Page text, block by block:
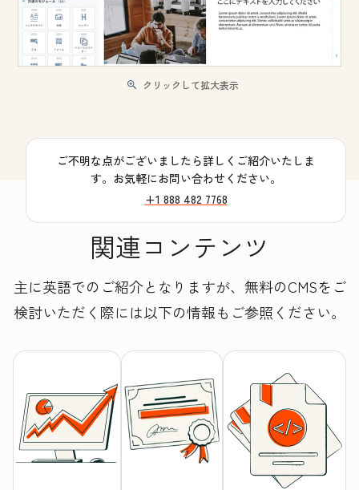
クリックして拡大表示
ご不明な点がございましたら詳しくご紹介いたしま
す。お気軽にお問い合わせください。
+1 888 482 7768
関連コンテンツ
主に英語でのご紹介となりますが、無料のCMSをご
検討いただく際には以下の情報もご参照ください。